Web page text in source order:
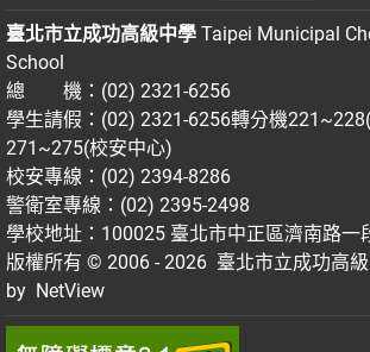
臺北市立成功高級中學 Taipei Municipal
School
總 機：(02) 2321-6256
學生請假：(02) 2321-6256轉分機
271~275(校安中心)
校安專線：(02) 2394-8286
警衛室專線：(02) 2395-2498
學校地址：100025 臺北市中正區濟南路一
版權所有 © 2006 - 2026 臺北市立成功高
by NetView